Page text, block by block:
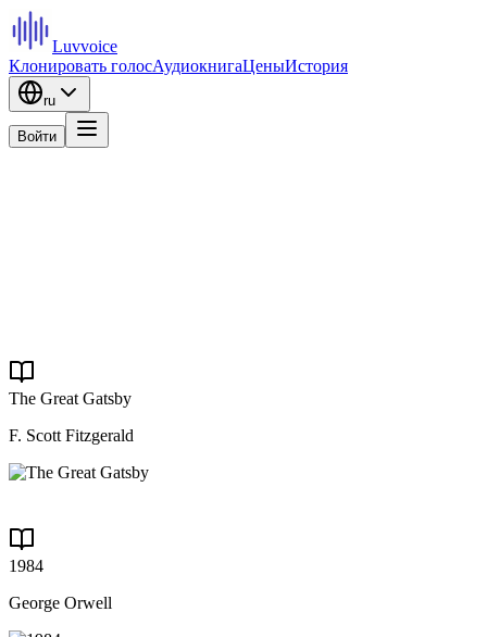
Luvvoice
Клонировать голосАудиокнигаЦеныИстория
ru
Войти
The Great Gatsby
F. Scott Fitzgerald
1984
George Orwell